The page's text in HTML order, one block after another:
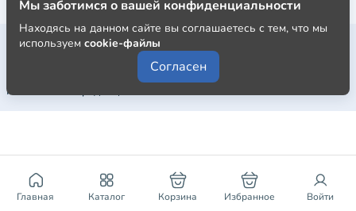
Главная Каталог Корзина Избранное Войти
Публичная оферта
Пользовательское соглашение
Политика конфиденциальности
Мы заботимся о вашей конфиденциальности
Находясь на данном сайте вы соглашаетесь с тем, что мы
используем cookie-файлы
Согласен